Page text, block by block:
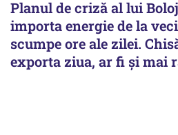
Planul de criză al lui
importa energie de la
scumpe ore ale zilei.
exporta ziua, ar fi și mai